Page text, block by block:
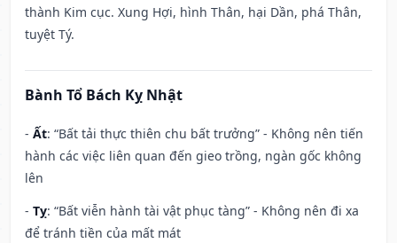
thành Kim cục. Xung Hợi, hình Thân, hại Dần, phá Thân,
tuyệt Tý.
Bành Tổ Bách Kỵ Nhật
- Ất: “Bất tải thực thiên chu bất trưởng” - Không nên tiến
hành các việc liên quan đến gieo trồng, ngàn gốc không
lên
- Tỵ: “Bất viễn hành tài vật phục tàng” - Không nên đi xa
để tránh tiền của mất mát